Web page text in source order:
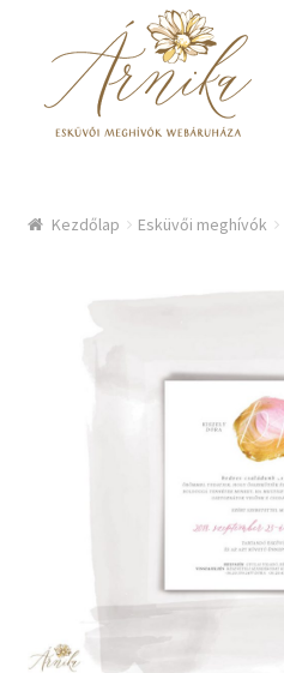
Ugrás a navigációhoz
Kilépés a tartalomba
Üzlet
Pénztár
Kezdőlap Esküvői meghívók